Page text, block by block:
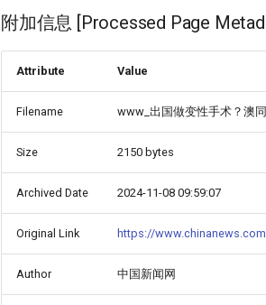
附加信息 [Processed Page
Attribute Value
Filename www_出国做变性手术？澳
Size 2150 bytes
Archived Date 2024-11-08 09:59:07
Original Link https://
Author 中国新闻网